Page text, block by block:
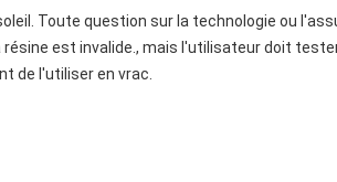
Toute question sur la technologie ou
est invalide., mais l'utilisateur doit
de l'utiliser en vrac.